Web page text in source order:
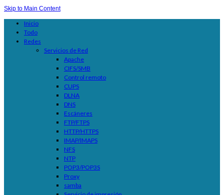
Skip to Main Content
Inicio
Todo
Redes
Servicios de Red
Apache
CIFS/SMB
Control remoto
CUPS
DLNA
DNS
Escáneres
FTP/FTPS
HTTP/HTTPS
IMAP/IMAPS
NFS
NTP
POP3/POP3S
Proxy
samba